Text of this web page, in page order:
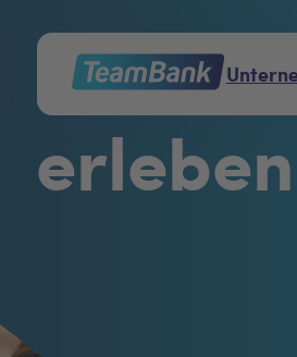
erleben